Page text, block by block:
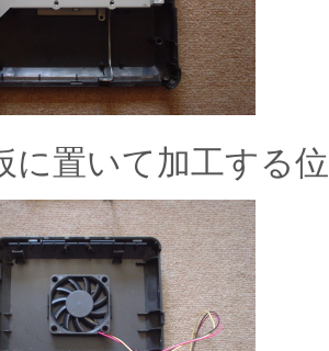
に置いて加工する